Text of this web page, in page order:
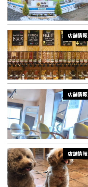
店舗情報
店舗情報
店舗情報